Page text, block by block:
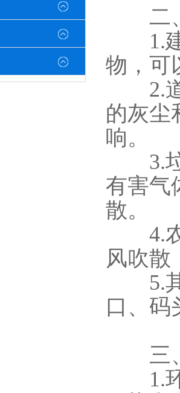
二、
1.建
物，可
2.道
的灰尘
响。
3.垃
有害气
散。
4.农
风吹散
5.其
口、码
三、
1.环